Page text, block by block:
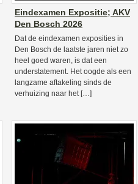
Eindexamen Expositie; AKV
Den Bosch 2026
Dat de eindexamen exposities in
Den Bosch de laatste jaren niet zo
heel goed waren, is dat een
understatement. Het oogde als een
langzame aftakeling sinds de
verhuizing naar het […]